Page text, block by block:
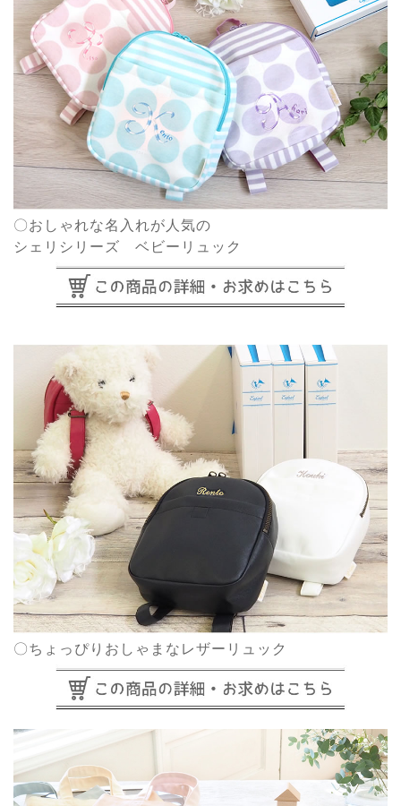
〇おしゃれな名入れが人気の
シェリシリーズ ベビーリュック
〇ちょっぴりおしゃまなレザーリュック